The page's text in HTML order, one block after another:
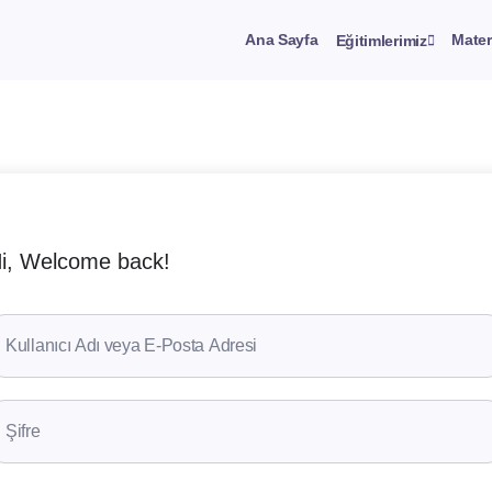
Ana Sayfa Eğitimlerimiz
Welcome back!